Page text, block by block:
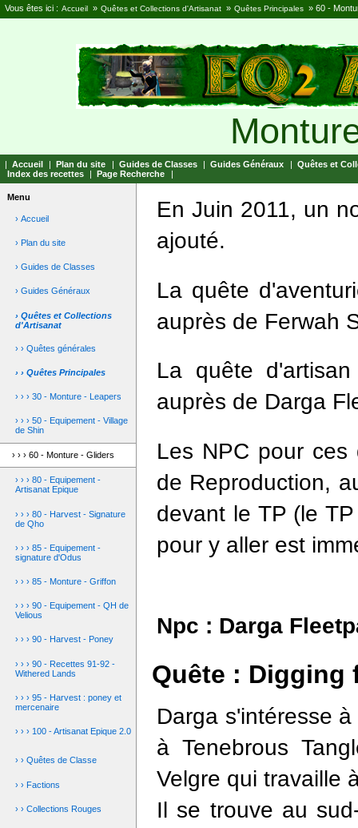
Vous êtes ici : Accueil » Quêtes et Collections d'Artisanat » Quêtes Principales » 60 -
| Accueil | Plan du site | Guides de Classes | Guides Généraux | Quêtes et
Index des recettes
| Page Recherche |
Menu
› Accueil
› Plan du site
› Guides de Classes
› Guides Généraux
› Quêtes et Collections
d'Artisanat
› › Quêtes générales
› › Quêtes Principales
› › › 30 - Monture - Leapers
› › › 50 - Equipement - Village
de Shin
› › › 60 - Monture - Gliders
› › › 80 - Equipement -
Artisanat Epique
› › › 80 - Harvest - Signature
de Qho
› › › 85 - Equipement -
signature d'Odus
› › › 85 - Monture - Griffon
› › › 90 - Equipement - QH de
Velious
› › › 90 - Harvest - Poney
› › › 90 - Recettes 91-92 -
Withered Lands
› › › 95 - Harvest : poney et
mercenaire
› › › 100 - Artisanat Epique 2.0
› › Quêtes de Classe
› › Factions
› › Collections Rouges
En Juin 2011, un
ajouté.
La quête
auprès de Ferwah
La quête
auprès de Darga
Les NPC pour ces
de Reproduction,
devant le TP (le
pour y aller est
Npc : Darga
Quête : Digging
Darga s'intéresse
à Tenebrous
Velgre qui travaille
Il se trouve au